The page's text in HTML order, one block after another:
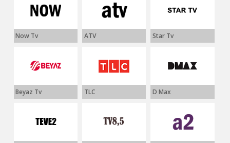
Now Tv ATV Star Tv
Beyaz Tv TLC D Max